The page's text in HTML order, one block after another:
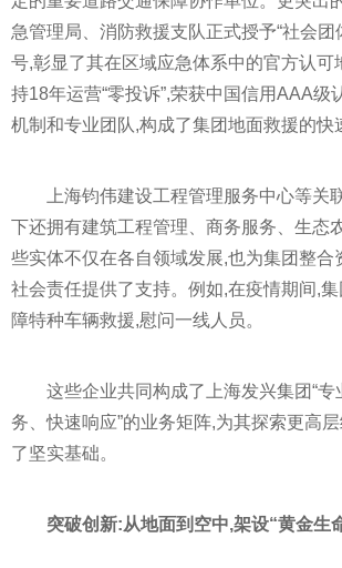
急管理局、消防救援支队正式授予“社会团
号,彰显了其在区域应急体系中的官方认可
持18年运营“零投诉”,荣获中国信用AAA级
机制和专业团队,构成了集团地面救援的快
上海钧伟建设工程管理服务中心等关
下还拥有建筑工程管理、商务服务、生态
些实体不仅在各自领域发展,也为集团整合
社会责任提供了支持。例如,在疫情期间,
障特种车辆救援,慰问一线人员。
这些企业共同构成了上海发兴集团“专
务、快速响应”的业务矩阵,为其探索更高
了坚实基础。
突破创新:从地面到空中,架设“黄金生